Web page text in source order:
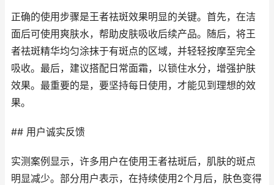
正确的使用步骤是王者祛斑效果明显的关键。首先，在洁
面后可使用爽肤水，帮助皮肤吸收后续产品。随后，将王
者祛斑精华均匀涂抹于有斑点的区域，并轻轻按摩至完全
吸收。最后，建议搭配日常面霜，以锁住水分，增强护肤
效果。最重要的是，要坚持每日使用，才能见到理想的效
果。
## 用户诚实反馈
实测案例显示，许多用户在使用王者祛斑后，肌肤的斑点
明显减少。部分用户表示，在持续使用2个月后，肤色变得